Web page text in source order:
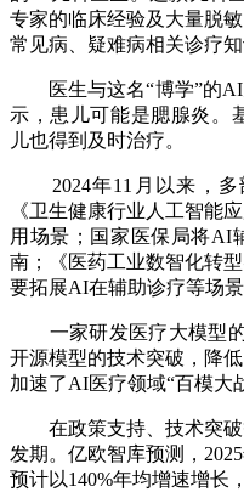
专家的临床经验及大量脱
常见病、疑难病相关诊疗知
医生与这名“博学”的AI
示，患儿可能是腮腺炎。
儿也得到及时治疗。
2024年11月以来，多
《卫生健康行业人工智能
用场景；国家医保局将AI
南；《医药工业数智化转
要拓展AI在辅助诊疗等场景
一家研发医疗大模型的
开源模型的技术突破，降
加速了AI医疗领域“百模大
在政策支持、技术突破
发期。亿欧智库预测，
预计以140%年均增速增长